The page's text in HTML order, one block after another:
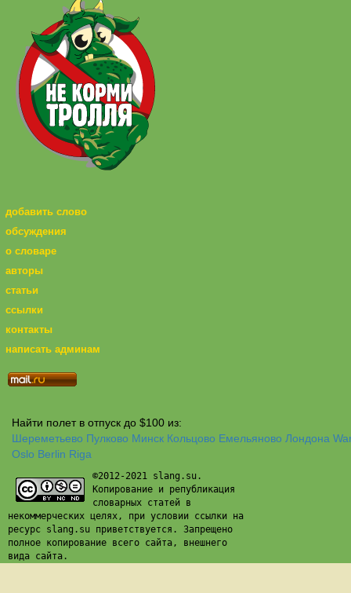
добавить слово
обсуждения
о словаре
авторы
статьи
ссылки
контакты
написать админам
Найти полет в отпуск до $100 из:
Шереметьево Пулково Минск Кольцово Емельяново Лондона
Oslo Berlin Riga
©2012-2021 slang.su.
Копирование и републикация
словарных статей в
некоммерческих целях, при условии ссылки на
ресурс slang.su приветствуется. Запрещено
полное копирование всего сайта, внешнего
вида сайта.